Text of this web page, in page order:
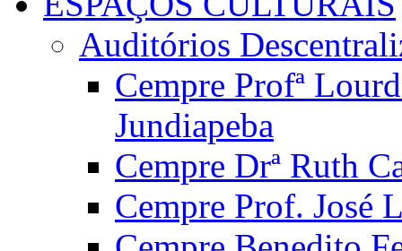
Auditórios
Cempre Profª
Jundiapeba
Cempre Drª Ruth
Cempre Prof. José